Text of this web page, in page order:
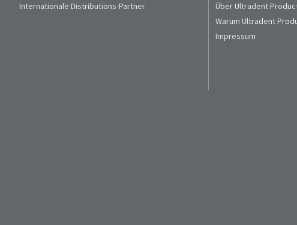
Internationale Distributions-Partner
Über Ultradent
Warum Ultradent
Impressum